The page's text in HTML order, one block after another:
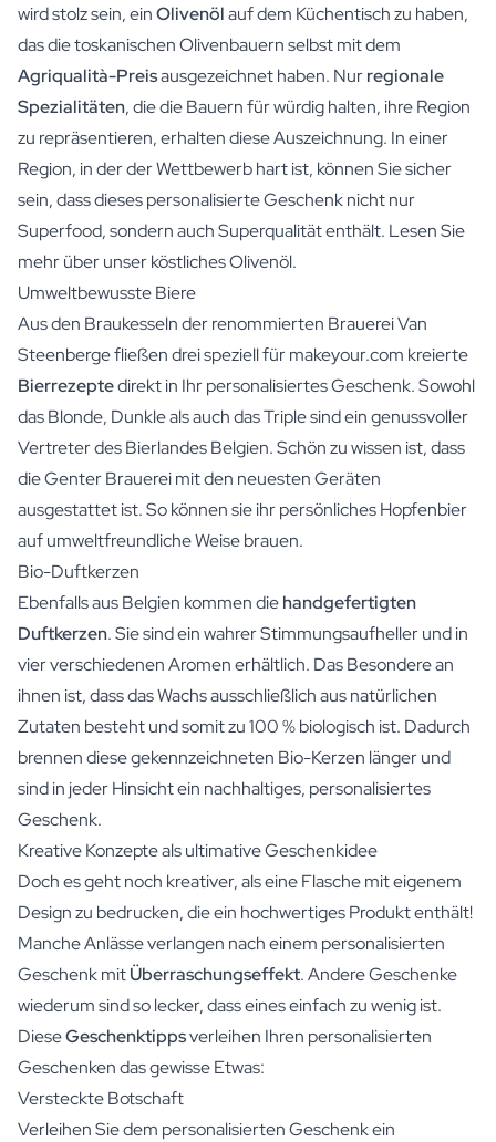
wird stolz sein, einOlivenölauf dem Küchentisch zu haben,
das die toskanischen Olivenbauern selbst mit dem
Agriqualità-Preisausgezeichnet haben. Nurregionale
Spezialitäten, die die Bauern für würdig halten, ihre Region
zu repräsentieren, erhalten diese Auszeichnung. In einer
Region, in der der Wettbewerb hart ist, können Sie sicher
sein, dass dieses personalisierte Geschenk nicht nur
Superfood, sondern auch Superqualität enthält. Lesen Sie
mehr über unser köstliches Olivenöl.
Umweltbewusste Biere
Aus den Braukesseln der renommierten Brauerei Van
Steenberge fließen drei speziell für makeyour.com kreierte
Bierrezeptedirekt in Ihr personalisiertes Geschenk. Sowohl
das Blonde, Dunkle als auch das Triple sind ein genussvoller
Vertreter des Bierlandes Belgien. Schön zu wissen ist, dass
die Genter Brauerei mit den neuesten Geräten
ausgestattet ist. So können sie ihr persönliches Hopfenbier
auf umweltfreundliche Weise brauen.
Bio-Duftkerzen
Ebenfalls aus Belgien kommen diehandgefertigten
Duftkerzen. Sie sind ein wahrer Stimmungsaufheller und in
vier verschiedenen Aromen erhältlich. Das Besondere an
ihnen ist, dass das Wachs ausschließlich aus natürlichen
Zutaten besteht und somit zu 100 % biologisch ist. Dadurch
brennen diese gekennzeichneten Bio-Kerzen länger und
sind in jeder Hinsicht ein nachhaltiges, personalisiertes
Geschenk.
Kreative Konzepte als ultimative Geschenkidee
Doch es geht noch kreativer, als eine Flasche mit eigenem
Design zu bedrucken, die ein hochwertiges Produkt enthält!
Manche Anlässe verlangen nach einem personalisierten
Geschenk mitÜberraschungseffekt. Andere Geschenke
wiederum sind so lecker, dass eines einfach zu wenig ist.
DieseGeschenktippsverleihen Ihren personalisierten
Geschenken das gewisse Etwas:
Versteckte Botschaft
Verleihen Sie dem personalisierten Geschenk ein